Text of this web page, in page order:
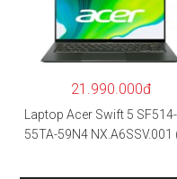
5500U/8GB RAM/256GB
SSD/15.6″FHD IPS/
4GB/Win10) – Hàng chính
21.990.000đ
Laptop Acer Swift 5 SF514-
55TA-59N4 NX.A6SSV.001